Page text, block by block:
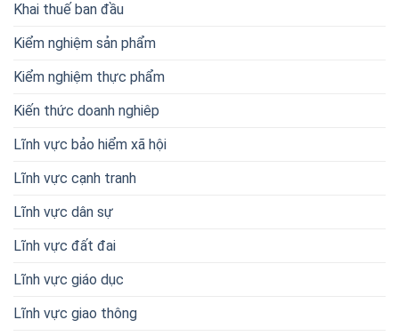
Khai thuế ban đầu
Kiểm nghiệm sản phẩm
Kiểm nghiệm thực phẩm
Kiến thức doanh nghiêp
Lĩnh vực bảo hiểm xã hội
Lĩnh vực cạnh tranh
Lĩnh vực dân sự
Lĩnh vực đất đai
Lĩnh vực giáo dục
Lĩnh vực giao thông